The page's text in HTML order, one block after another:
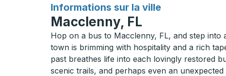
Informations sur la ville
pour
Macclenny, FL
Hop on a bus to Macclenny, FL, and step
town is brimming with hospitality and a rich
past breathes life into each lovingly restored
scenic trails, and perhaps even an